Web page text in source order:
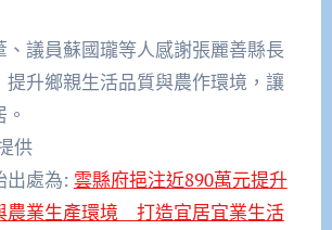
、議員蘇國瓏等人感謝張麗善縣長
提升鄉親生活品質與農作環境，讓
供
出處為: 雲縣府挹注近890萬元提升
農業生產環境 打造宜居宜業生活